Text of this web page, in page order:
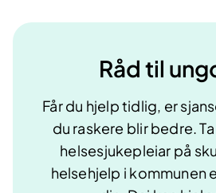
Råd til
Får du hjelp tidlig, er
du raskere blir bedre.
helsesjukepleiar på
helsehjelp i kommunen